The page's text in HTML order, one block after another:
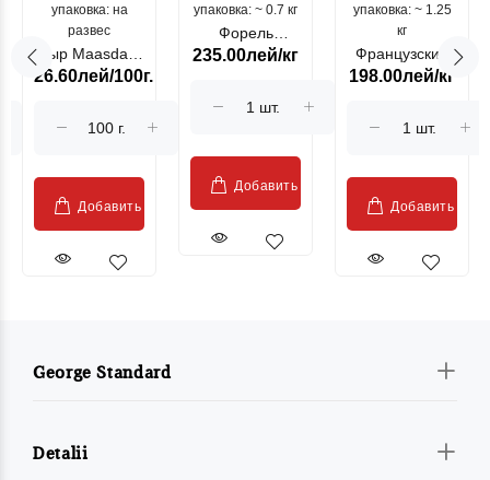
упаковка: на
развес
Сыр Maasdam
Sublime Cow
26.60лей/100г.
Добавить
морепродукты
упаковка: ~ 0.7 кг
Форель
лососевая
Moldovenesc"
235.00лей/кг
Добавить
цыпленок
упаковка: ~ 1.25
кг
Французский
гриль, кг
198.00лей/кг
Добавить
George Standard
Detalii